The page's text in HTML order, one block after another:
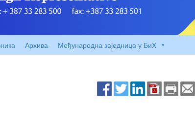
Архива Међународна заједница у БиХ